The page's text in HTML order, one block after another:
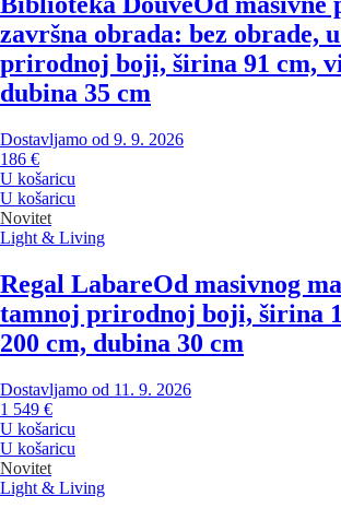
završna obrada: bez obrade,
prirodnoj boji, širina 91 cm,
dubina 35 cm
Dostavljamo od 9. 9. 2026
186 €
U košaricu
U košaricu
Novitet
Light & Living
Regal LabareOd masivnog
tamnoj prirodnoj boji, širina
200 cm, dubina 30 cm
Dostavljamo od 11. 9. 2026
1 549 €
U košaricu
U košaricu
Novitet
Light & Living